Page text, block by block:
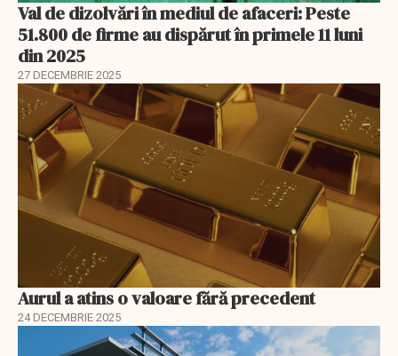
Val de dizolvări în mediul de afaceri: Peste
51.800 de firme au dispărut în primele 11 luni
din 2025
27 DECEMBRIE 2025
Aurul a atins o valoare fără precedent
24 DECEMBRIE 2025